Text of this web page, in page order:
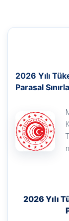
2026 Yılı
Parasal
2026 Yılı